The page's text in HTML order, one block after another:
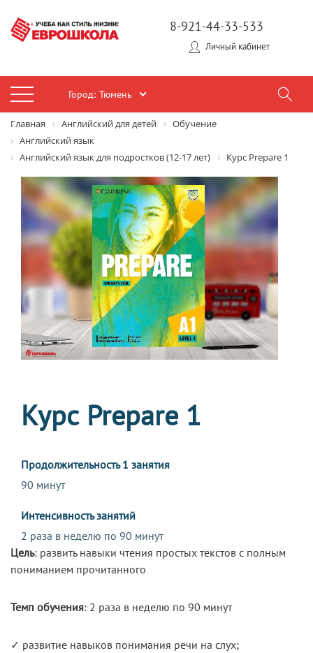
8-921-44-33-533
Личный кабинет
Город: Тюмень
Главная Английский для детей
Обучение
Английский язык
Английский язык для подростков (12-17 лет)
Курс Prepare 1
Курс Prepare 1
Продолжительность 1 занятия
90 минут
Интенсивность занятий
2 раза в неделю по 90 минут
Цель: развить навыки чтения простых текстов с полным
пониманием прочитанного
Темп обучения: 2 раза в неделю по 90 минут
✓ развитие навыков понимания речи на слух;